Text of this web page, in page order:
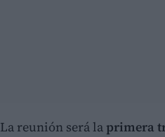
La reunión será laprimera